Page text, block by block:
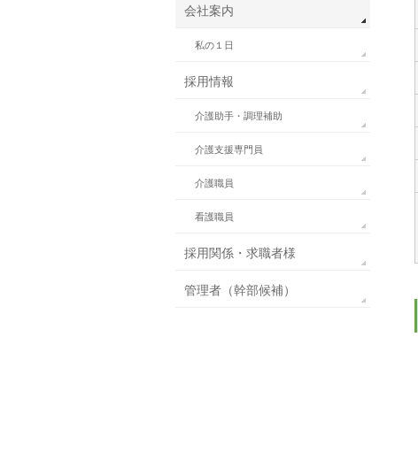
会社案内
私の１日
採用情報
介護助手・調理補助
介護支援専門員
介護職員
看護職員
採用関係・求職者様
管理者（幹部候補）